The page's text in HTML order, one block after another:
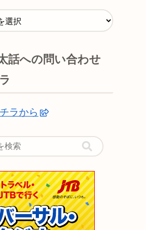
話への問い合わせ
ラから